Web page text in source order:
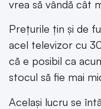
vrea să vândă cât
Prețurile țin și de
acel televizor cu
că e posibil ca
stocul să fie mai
Același lucru se